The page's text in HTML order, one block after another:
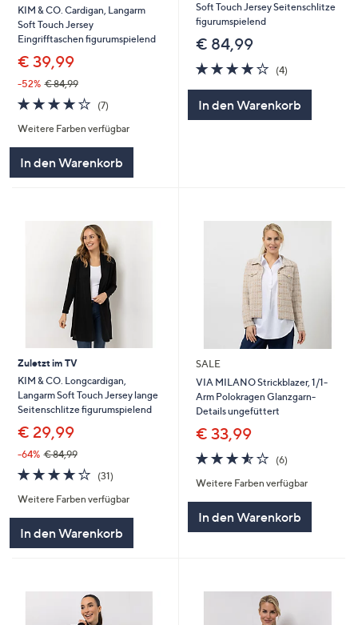
KIM & CO. Cardigan, Langarm
Soft Touch Jersey
Eingrifftaschen figurumspielend
€ 39,99
-52% € 84,99
3.9
von
5
(7)
Weitere Farben verfügbar
In den Warenkorb
Soft Touch Jersey Seitenschlitze
figurumspielend
€ 84,99
3.8
von
(4)4
In den Warenkorb
Zuletzt im TV
KIM & CO. Longcardigan,
Langarm Soft Touch Jersey lange
Seitenschlitze figurumspielend
€ 29,99
-64% € 84,99
3.6
von
5
(31)
Weitere Farben verfügbar
In den Warenkorb
SALE
VIA MILANO Strickblazer, 1/1-
Arm Polokragen Glanzgarn-
Details ungefüttert
€ 33,99
3.5
von
5
(6)
Weitere Farben verfügbar
In den Warenkorb